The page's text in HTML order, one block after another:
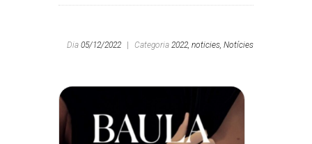
Dia 05/12/2022 Categoria 2022, noticies, Notícies